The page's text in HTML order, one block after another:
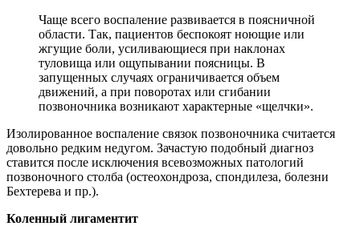
Чаще всего воспаление развивается в поясничной
области. Так, пациентов беспокоят ноющие или
жгущие боли, усиливающиеся при наклонах
туловища или ощупывании поясницы. В
запущенных случаях ограничивается объем
движений, а при поворотах или сгибании
позвоночника возникают характерные «щелчки».
Изолированное воспаление связок позвоночника считается
довольно редким недугом. Зачастую подобный диагноз
ставится после исключения всевозможных патологий
позвоночного столба (остеохондроза, спондилеза, болезни
Бехтерева и пр.).
Коленный лигаментит